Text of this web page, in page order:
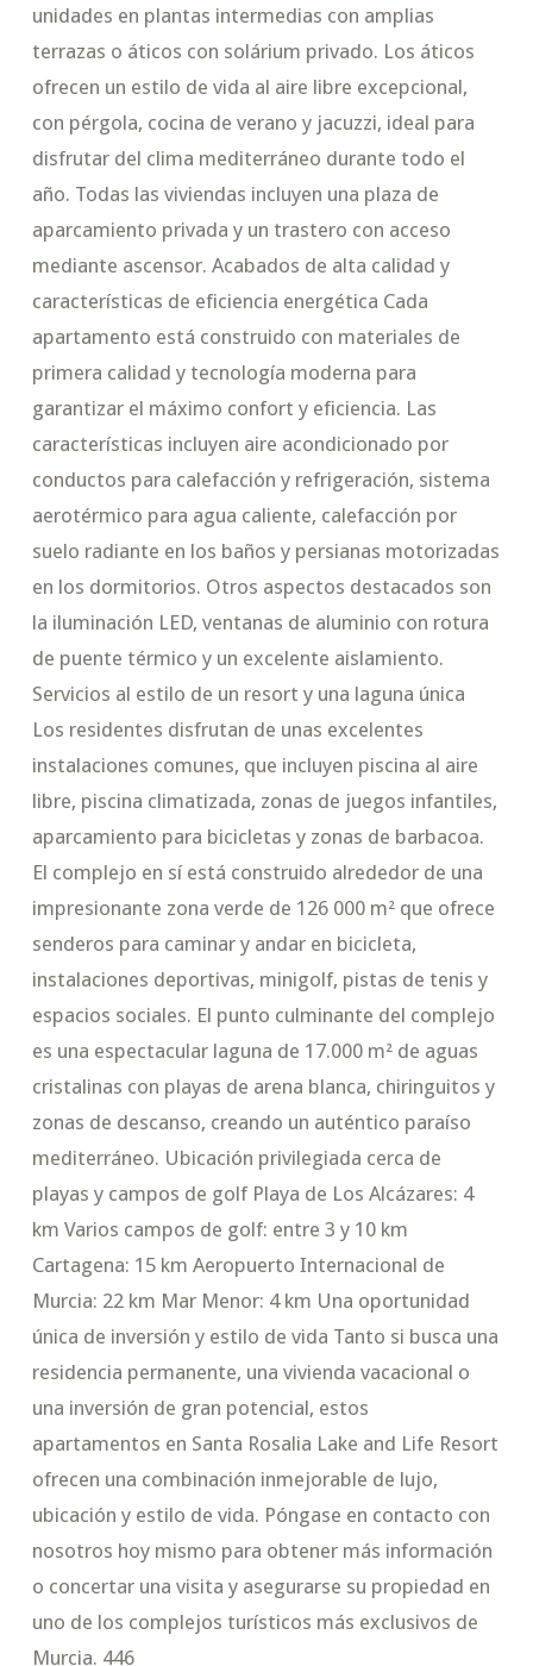
unidades en plantas intermedias con amplias
terrazas o áticos con solárium privado. Los áticos
ofrecen un estilo de vida al aire libre excepcional,
con pérgola, cocina de verano y jacuzzi, ideal para
disfrutar del clima mediterráneo durante todo el
año. Todas las viviendas incluyen una plaza de
aparcamiento privada y un trastero con acceso
mediante ascensor. Acabados de alta calidad y
características de eficiencia energética Cada
apartamento está construido con materiales de
primera calidad y tecnología moderna para
garantizar el máximo confort y eficiencia. Las
características incluyen aire acondicionado por
conductos para calefacción y refrigeración, sistema
aerotérmico para agua caliente, calefacción por
suelo radiante en los baños y persianas motorizadas
en los dormitorios. Otros aspectos destacados son
la iluminación LED, ventanas de aluminio con rotura
de puente térmico y un excelente aislamiento.
Servicios al estilo de un resort y una laguna única
Los residentes disfrutan de unas excelentes
instalaciones comunes, que incluyen piscina al aire
libre, piscina climatizada, zonas de juegos infantiles,
aparcamiento para bicicletas y zonas de barbacoa.
El complejo en sí está construido alrededor de una
impresionante zona verde de 126 000 m² que ofrece
senderos para caminar y andar en bicicleta,
instalaciones deportivas, minigolf, pistas de tenis y
espacios sociales. El punto culminante del complejo
es una espectacular laguna de 17.000 m² de aguas
cristalinas con playas de arena blanca, chiringuitos y
zonas de descanso, creando un auténtico paraíso
mediterráneo. Ubicación privilegiada cerca de
playas y campos de golf Playa de Los Alcázares: 4
km Varios campos de golf: entre 3 y 10 km
Cartagena: 15 km Aeropuerto Internacional de
Murcia: 22 km Mar Menor: 4 km Una oportunidad
única de inversión y estilo de vida Tanto si busca una
residencia permanente, una vivienda vacacional o
una inversión de gran potencial, estos
apartamentos en Santa Rosalia Lake and Life Resort
ofrecen una combinación inmejorable de lujo,
ubicación y estilo de vida. Póngase en contacto con
nosotros hoy mismo para obtener más información
o concertar una visita y asegurarse su propiedad en
uno de los complejos turísticos más exclusivos de
Murcia. 446